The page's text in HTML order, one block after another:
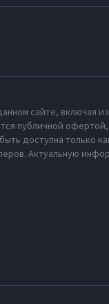
сайте, включая
публичной
доступна только
Актуальную